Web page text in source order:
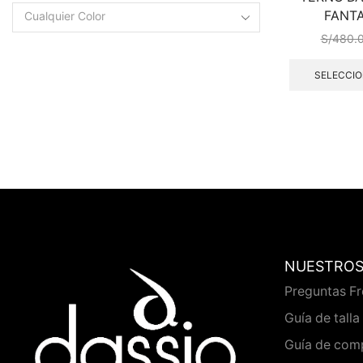
S/
Cualquier Color
Preguntas
Guía de talla
Guía de